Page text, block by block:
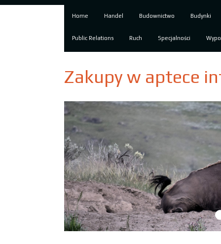
Home Handel Budownictwo Budynki
Public Relations Ruch Specjalności
Zakupy w aptece